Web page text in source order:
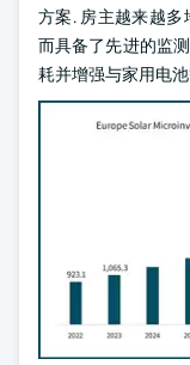
方案. 房主越来越
而具备了先进的监
耗并增强与家用电